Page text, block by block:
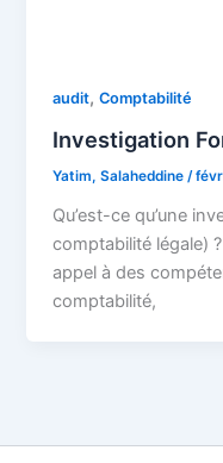
audit,Comptabilité
Investigation
Yatim, Salaheddine/
Qu’est-ce qu’une
comptabilité légale)
appel à des
comptabilité,